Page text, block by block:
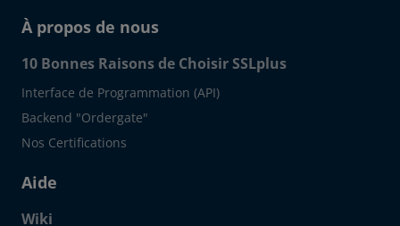
À propos de nous
10 Bonnes Raisons de Choisir SSLplus
Interface de Programmation (API)
Backend "Ordergate"
Nos Certifications
Aide
Wiki